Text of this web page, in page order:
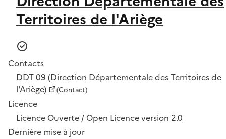
Territoires de l'Ariège
Contacts
DDT 09 (Direction Départementale des Territoires de
l'Ariège)
(Contact)
Licence
Licence Ouverte / Open Licence version 2.0
Dernière mise à jour